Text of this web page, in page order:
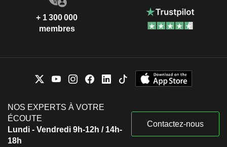
+ 1 300 000
membres
NOS EXPERTS À VOTRE
ÉCOUTE
Lundi - Vendredi 9h-12h / 14h-
18h
Contactez-nous